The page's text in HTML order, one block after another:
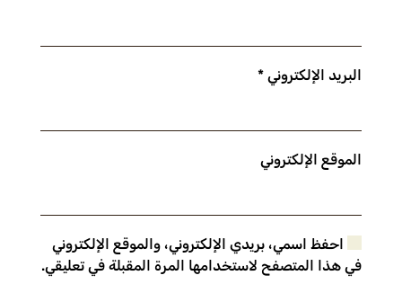
البريد الإلكتروني *
الموقع الإلكتروني
احفظ اسمي، بريدي الإلكتروني، والموقع الإلكتروني
في هذا المتصفح لاستخدامها المرة المقبلة في تعليقي.